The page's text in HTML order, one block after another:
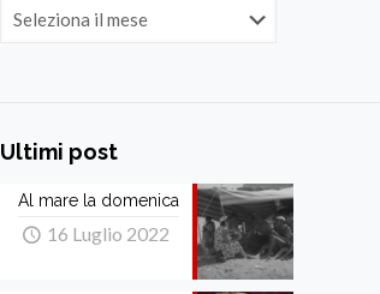
Ultimi post
Al mare la domenica
16 Luglio 2022